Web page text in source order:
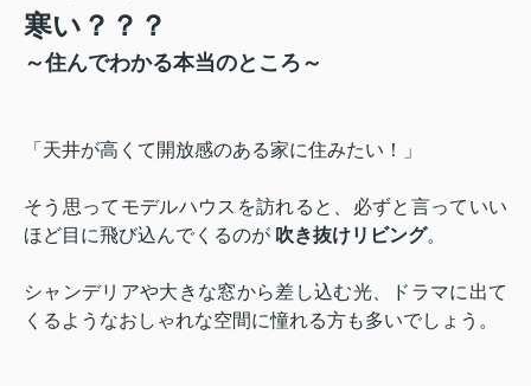
寒い？？？
～住んでわかる本当のところ～
「天井が高くて開放感のある家に住みたい！」
そう思ってモデルハウスを訪れると、必ずと言っていい
ほど目に飛び込んでくるのが 吹き抜けリビング。
シャンデリアや大きな窓から差し込む光、ドラマに出て
くるようなおしゃれな空間に憧れる方も多いでしょう。